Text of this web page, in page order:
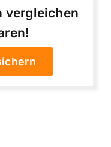
vergleichen